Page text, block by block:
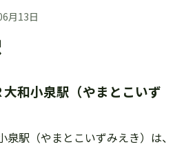
月13日
和小泉駅（やまとこいず
泉駅（やまとこいずみえき）は、